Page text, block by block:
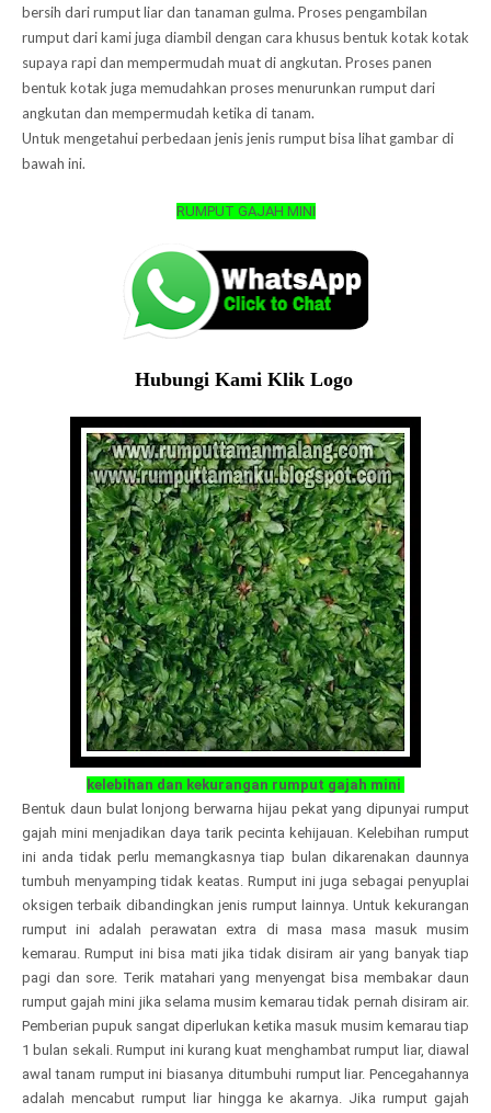
bersih dari rumput liar dan tanaman gulma. Proses pengambilan
rumput dari kami juga diambil dengan cara khusus bentuk kotak kotak
supaya rapi dan mempermudah muat di angkutan. Proses panen
bentuk kotak juga memudahkan proses menurunkan rumput dari
angkutan dan mempermudah ketika di tanam.
Untuk mengetahui perbedaan jenis jenis rumput bisa lihat gambar di
bawah ini.
RUMPUT GAJAH MINI
Hubungi Kami Klik Logo
kelebihan dan kekurangan rumput gajah mini
Bentuk daun bulat lonjong berwarna hijau pekat yang dipunyai rumput
gajah mini menjadikan daya tarik pecinta kehijauan. Kelebihan rumput
ini anda tidak perlu memangkasnya tiap bulan dikarenakan daunnya
tumbuh menyamping tidak keatas. Rumput ini juga sebagai penyuplai
oksigen terbaik dibandingkan jenis rumput lainnya. Untuk kekurangan
rumput ini adalah perawatan extra di masa masa masuk musim
kemarau. Rumput ini bisa mati jika tidak disiram air yang banyak tiap
pagi dan sore. Terik matahari yang menyengat bisa membakar daun
rumput gajah mini jika selama musim kemarau tidak pernah disiram air.
Pemberian pupuk sangat diperlukan ketika masuk musim kemarau tiap
1 bulan sekali. Rumput ini kurang kuat menghambat rumput liar, diawal
awal tanam rumput ini biasanya ditumbuhi rumput liar. Pencegahannya
adalah mencabut rumput liar hingga ke akarnya. Jika rumput gajah